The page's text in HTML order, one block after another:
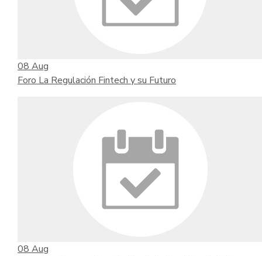
08 Aug
Foro La Regulación Fintech y su Futuro
08 Aug